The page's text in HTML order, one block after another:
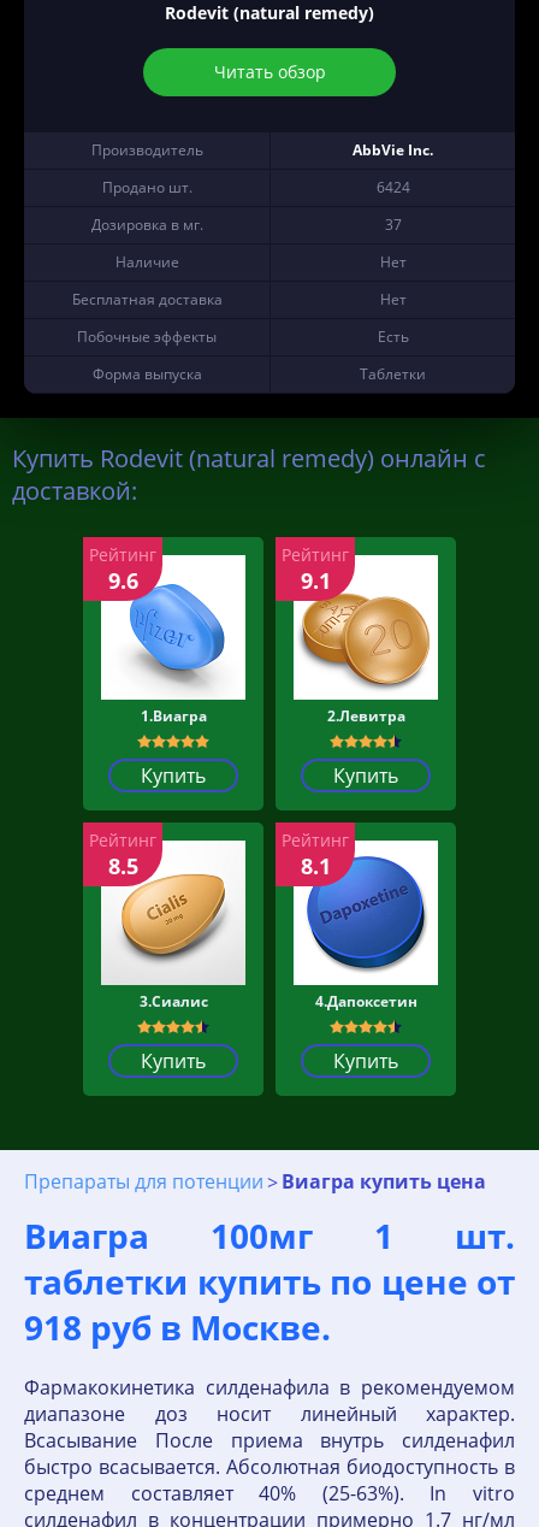
Rodevit (natural remedy)
Читать обзор
Производитель
AbbVie Inc.
Продано шт.
6424
Дозировка в мг.
37
Наличие
Нет
Бесплатная доставка
Нет
Побочные эффекты
Есть
Форма выпуска
Таблетки
Купить Rodevit (natural remedy) онлайн с
доставкой:
1.Виагра
Купить
Рейтинг
9.6
2.Левитра
Купить
Рейтинг
9.1
3.Сиалис
Купить
Рейтинг
8.5
4.Дапоксетин
Купить
Рейтинг
8.1
Препараты для потенции Виагра купить цена
Виагра 100мг 1 шт.
таблетки купить по цене от
918 руб в Москве.
Фармакокинетика силденафила в рекомендуемом
диапазоне доз носит линейный характер.
Всасывание После приема внутрь силденафил
быстро всасывается. Абсолютная биодоступность в
среднем составляет 40% (25-63%). In vitro
силденафил в концентрации примерно 1.7 нг/мл